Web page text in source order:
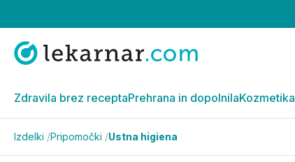
Zdravila brez receptaPrehrana in dopolnilaKozmetika
Izdelki /Pripomočki /Ustna higiena